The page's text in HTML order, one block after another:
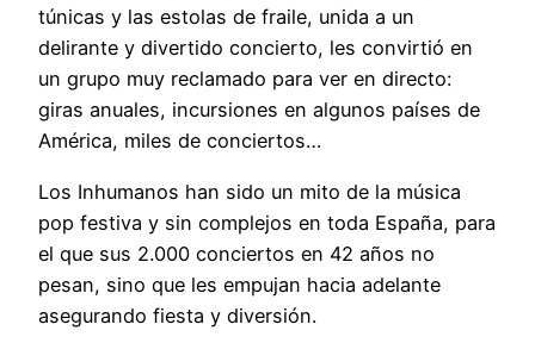
túnicas y las estolas de fraile, unida a un
delirante y divertido concierto, les convirtió en
un grupo muy reclamado para ver en directo:
giras anuales, incursiones en algunos países de
América, miles de conciertos…
Los Inhumanos han sido un mito de la música
pop festiva y sin complejos en toda España, para
el que sus 2.000 conciertos en 42 años no
pesan, sino que les empujan hacia adelante
asegurando fiesta y diversión.